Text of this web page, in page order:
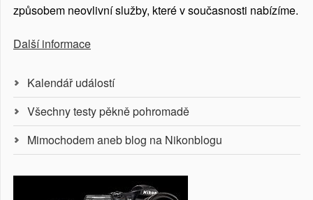
způsobem neovlivní služby, které v současnosti nabízíme.
Další informace
Kalendář událostí
Všechny testy pěkně pohromadě
Mimochodem aneb blog na Nikonblogu